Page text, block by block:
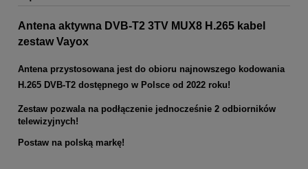
Antena aktywna DVB-T2 3TV MUX8 H.265 kabel
zestaw Vayox
Antena przystosowana jest do obioru najnowszego kodowania
H.265 DVB-T2 dostępnego w Polsce od 2022 roku!
Zestaw pozwala na podłączenie jednocześnie 2 odbiorników
telewizyjnych!
Postaw na polską markę!